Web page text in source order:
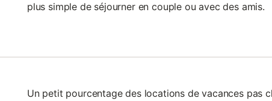
plus simple de séjourner en couple ou avec des amis.
Un petit pourcentage des locations de vacances pas